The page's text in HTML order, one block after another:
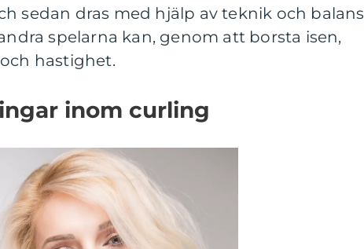
sedan dras med hjälp av teknik och balans
spelarna kan, genom att borsta isen,
hastighet.
inom curling